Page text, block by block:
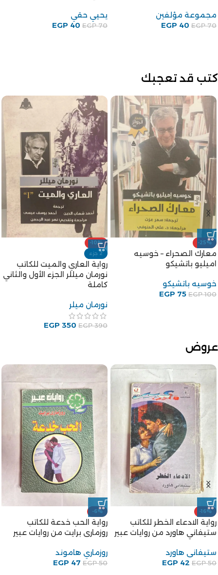
مجموعة مؤلفين
EGP70
EGP 40
يحيي حقي
EGP70
EGP 40
كتب قد تعجبك
-25%
معارك الصحراء – خوسيه
اميليو باتشيكو
خوسيه باتشيكو
EGP100
EGP 75
-10%
2 جزء
رواية العاري والميت للكاتب
نورمان ميللر الجزء الأول والثاني
كاملة
نورمان ميلر
EGP390
EGP 350
عروض
-16%
رواية الادعاء الخطر للكاتب
ستيفاني هاورد من روايات عبير
ستيفانى هاورد
EGP50
EGP 42
-6%
رواية الحب خدعة للكاتب
روزمارى برايت من روايات عبير
روزماري هاموند
EGP50
EGP 47